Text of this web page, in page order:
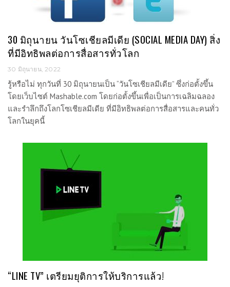
30 มิถุนายน วันโซเชียลมีเดีย (SOCIAL MEDIA DAY) สิ่ง
ที่มีอิทธิพลต่อการสื่อสารทั่วโลก
30 มิถุนายน, 2022
รู้หรือไม่ ทุกวันที่ 30 มิถุนายนเป็น “วันโซเชียลมีเดีย” ซึ่งก่อตั้งขึ้น
โดยเว็บไซต์ Mashable.com โดยก่อตั้งขึ้นเพื่อเป็นการเฉลิมฉลอง
และรำลึกถึงโลกโซเชียลมีเดีย ที่มีอิทธิพลต่อการสื่อสารและคนทั่ว
โลกในยุคนี้
“LINE TV” เตรียมยุติการให้บริการแล้ว!